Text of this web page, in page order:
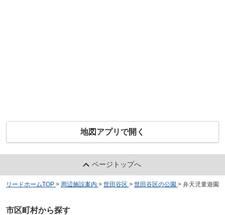
地図アプリで開く
ページトップへ
リードホームTOP > 周辺施設案内 > 世田谷区 > 世田谷区の公園 > 弁天児童遊園
市区町村から探す